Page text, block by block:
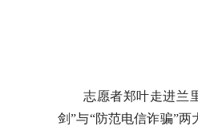
志愿者郑叶走进兰
剑”与“防范电信诈骗”